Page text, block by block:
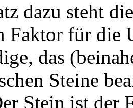
dazu steht
Faktor für die
das
Steine
Stein ist der